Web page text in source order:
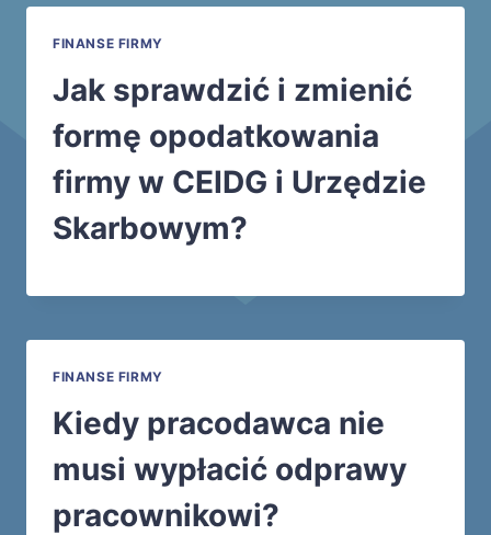
FINANSE FIRMY
Jak sprawdzić i zmienić
formę opodatkowania
firmy w CEIDG i Urzędzie
Skarbowym?
FINANSE FIRMY
Kiedy pracodawca nie
musi wypłacić odprawy
pracownikowi?